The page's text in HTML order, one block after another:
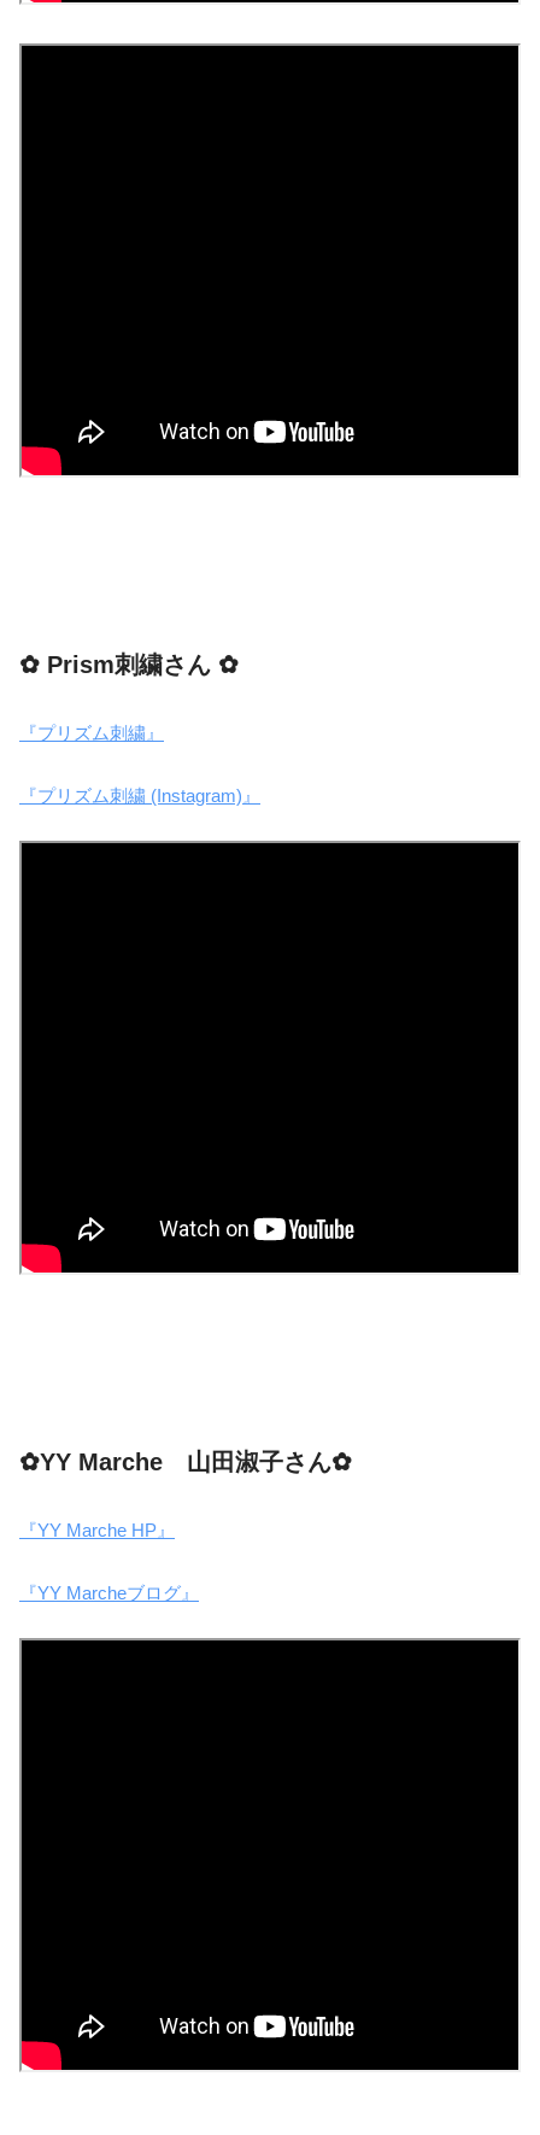
✿ Prism刺繍さん ✿
『プリズム刺繍』
『プリズム刺繍 (Instagram)』
✿YY Marche 山田淑子さん✿
『YY Marche HP』
『YY Marcheブログ』